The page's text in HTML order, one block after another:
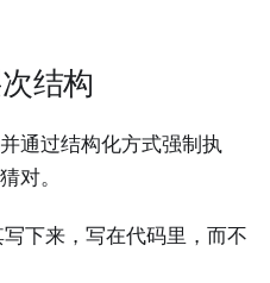
结构
通过结构化方式强制执
对。
写下来，写在代码里，而不